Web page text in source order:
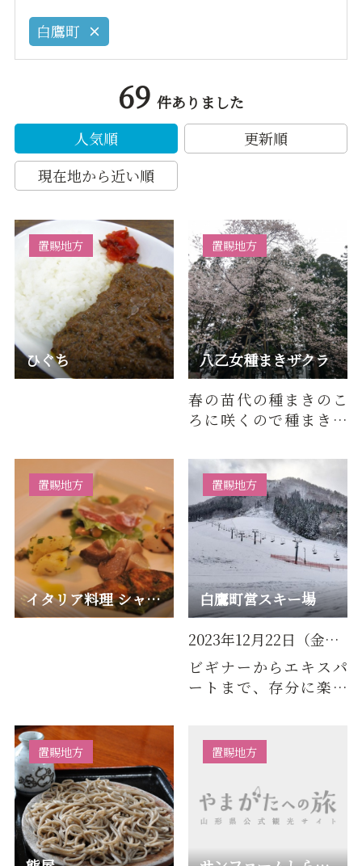
白鷹町
69 件ありました
人気順
更新順
現在地から近い順
ひぐち
置賜地方
八乙女種まきザクラ
置賜地方
春の苗代の種まきのこ
ろに咲くので種まきザ
イタリア料理 シャッタカ
置賜地方
白鷹町営スキー場
置賜地方
2023年12月22日（金）オープン予定
ビギナーからエキスパ
ートまで、存分に楽し
「しらた…
置賜地方 置賜地方